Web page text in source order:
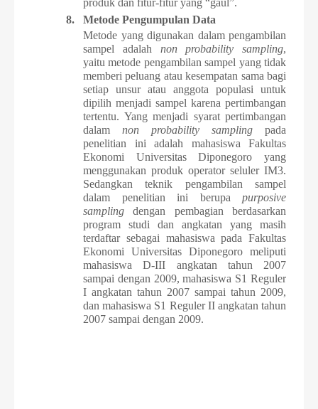
produk dan fitur-fitur yang “gaul”.
8.
Metode Pengumpulan Data
Metode yang digunakan dalam pengambilan
sampel adalah non probability sampling,
yaitu metode pengambilan sampel yang tidak
memberi peluang atau kesempatan sama bagi
setiap unsur atau anggota populasi untuk
dipilih menjadi sampel karena pertimbangan
tertentu. Yang menjadi syarat pertimbangan
dalam non probability sampling pada
penelitian ini adalah
mahasiswa Fakultas
Ekonomi Universitas Diponegoro yang
menggunakan produk operator seluler IM3.
Sedangkan teknik pengambilan sampel
dalam penelitian ini
berupa purposive
samplingdengan pembagian berdasarkan
program studi dan
angkatan yang masih
terdaftar sebagai mahasiswa pada Fakultas
Ekonomi
Universitas Diponegoro meliputi
mahasiswa D-III angkatan tahun 2007
sampai dengan 2009, mahasiswa S1 Reguler
I angkatan tahun 2007 sampai tahun 2009,
dan mahasiswa S1 Reguler II angkatan tahun
2007 sampai dengan 2009.